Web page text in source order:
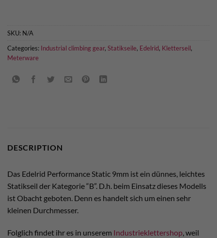
SKU: N/A
Categories: Industrial climbing gear, Statikseile, Edelrid, Kletterseil,
Meterware
DESCRIPTION
Das Edelrid Performance Static 9mm ist ein dünnes, leichtes
Statikseil der Kategorie “B”. D.h. beim Einsatz dieses Modells
ist Obacht geboten. Denn es handelt sich um einen sehr
kleinen Durchmesser.
Folglich findet ihr es in unserem Industrieklettershop, weil